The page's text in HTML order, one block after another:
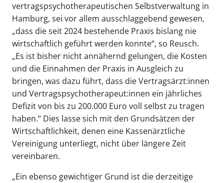
vertragspsychotherapeutischen Selbstverwaltung in
Hamburg, sei vor allem ausschlaggebend gewesen,
„dass die seit 2024 bestehende Praxis bislang nie
wirtschaftlich geführt werden konnte“, so Reusch.
„Es ist bisher nicht annähernd gelungen, die Kosten
und die Einnahmen der Praxis in Ausgleich zu
bringen, was dazu führt, dass die Vertragsärzt:innen
und Vertragspsychotherapeut:innen ein jährliches
Defizit von bis zu 200.000 Euro voll selbst zu tragen
haben.“ Dies lasse sich mit den Grundsätzen der
Wirtschaftlichkeit, denen eine Kassenärztliche
Vereinigung unterliegt, nicht über längere Zeit
vereinbaren.
„Ein ebenso gewichtiger Grund ist die derzeitige